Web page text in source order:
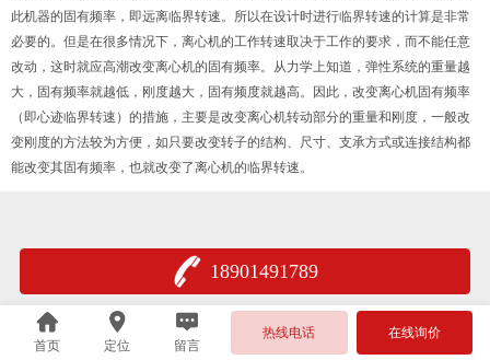
此机器的固有频率，即远离临界转速。所以在设计时进行临界转速的计算是非常
必要的。但是在很多情况下，离心机的工作转速取决于工作的要求，而不能任意
改动，这时就应高潮改变离心机的固有频率。从力学上知道，弹性系统的重量越
大，固有频率就越低，刚度越大，固有频度就越高。因此，改变离心机固有频率
（即心迹临界转速）的措施，主要是改变离心机转动部分的重量和刚度，一般改
变刚度的方法较为方便，如只要改变转子的结构、尺寸、支承方式或连接结构都
能改变其固有频率，也就改变了离心机的临界转速。
18901491789
首页 定位 留言
热线电话 在线询价